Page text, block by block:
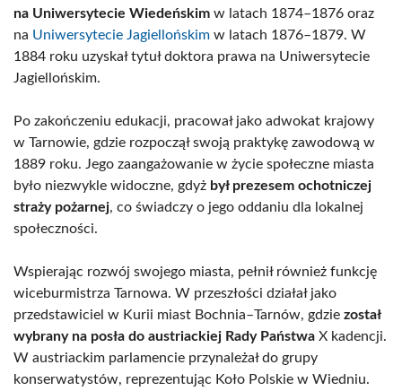
na Uniwersytecie Wiedeńskim w latach 1874–1876 oraz
na Uniwersytecie Jagiellońskim w latach 1876–1879. W
1884 roku uzyskał tytuł doktora prawa na Uniwersytecie
Jagiellońskim.
Po zakończeniu edukacji, pracował jako adwokat krajowy
w Tarnowie, gdzie rozpoczął swoją praktykę zawodową w
1889 roku. Jego zaangażowanie w życie społeczne miasta
było niezwykle widoczne, gdyż był prezesem ochotniczej
straży pożarnej, co świadczy o jego oddaniu dla lokalnej
społeczności.
Wspierając rozwój swojego miasta, pełnił również funkcję
wiceburmistrza Tarnowa. W przeszłości działał jako
przedstawiciel w Kurii miast Bochnia–Tarnów, gdzie został
wybrany na posła do austriackiej Rady Państwa X kadencji.
W austriackim parlamencie przynależał do grupy
konserwatystów, reprezentując Koło Polskie w Wiedniu.